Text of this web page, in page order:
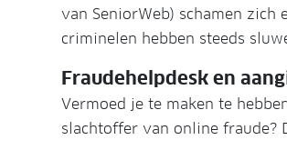
van SeniorWeb) schamen zich
criminelen hebben steeds
Fraudehelpdesk en
Vermoed je te maken te
slachtoffer van online fraude?